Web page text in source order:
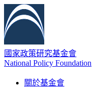
國家政策研究基金會
National Policy Foundation
關於基金會